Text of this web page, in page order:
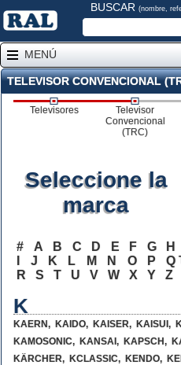
BUSCAR (nombre,
MENÚ
TELEVISOR CONVENCIONAL
Televisores
Televisor
Convencional
(TRC)
Seleccione la
marca
# A B C D E F G
H
J K L M N O P
Q
R
S T U V W X Y Z
K
KAERN, KAIDO, KAISER, KAISUI ,
KAMOSONIC, KANSAI , KAPSCH ,
KÄRCHER, KCLASSIC, KENDO,